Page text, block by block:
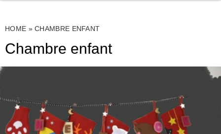
HOME »CHAMBRE ENFANT
Chambre enfant